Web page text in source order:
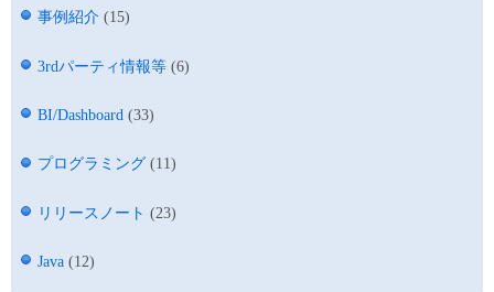
事例紹介 (15)
3rdパーティ情報等 (6)
BI/Dashboard (33)
プログラミング (11)
リリースノート (23)
Java (12)